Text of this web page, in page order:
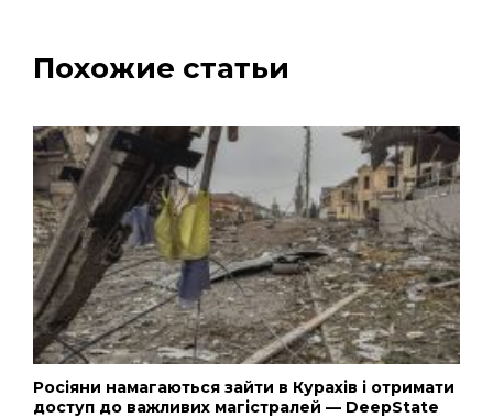
Похожие статьи
Росіяни намагаються зайти в Курахів і отримати
доступ до важливих магістралей — DeepState